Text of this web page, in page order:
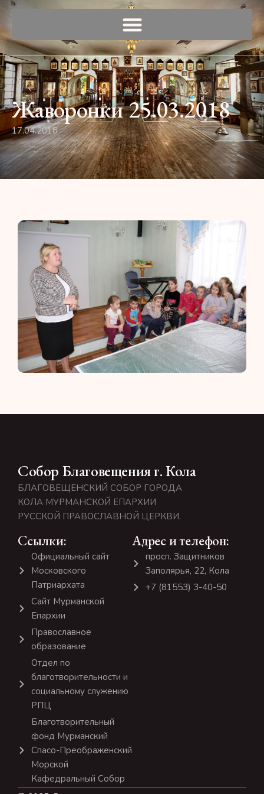
Жаворонки 25.03.2018
17.04.2018
Собор Благовещения г. Кола
БЛАГОВЕЩЕНСКИЙ СОБОР ГОРОДА
КОЛА МУРМАНСКОЙ ЕПАРХИИ
РУССКОЙ ПРАВОСЛАВНОЙ ЦЕРКВИ.
Ссылки:
Официальный сайт
Московского
Патриархата
Сайт Мурманской
Епархии
Православное
образование
Отдел по
благотворительности и
социальному служению
РПЦ
Благотворительный
фонд Мурманский
Спасо-Преображенский
Морской
Кафедральный Собор
Адрес и телефон:
просп. Защитников
Заполярья, 22, Кола
+7 (81553) 3-40-50